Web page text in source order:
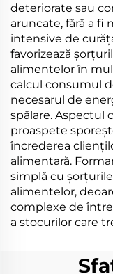
deteriorate sau
aruncate, fără a fi
intensive de
favorizează
alimentelor în
calcul consumul
necesarul de
spălare. Aspectul
proaspete
încrederea
alimentară.
simplă cu
alimentelor,
complexe de
a stocurilor care